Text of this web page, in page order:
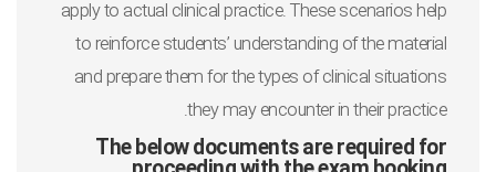
apply to actual clinical practice. These scenarios help
to reinforce students’ understanding of the material
and prepare them for the types of clinical situations
they may encounter in their practice.
The below documents are required for